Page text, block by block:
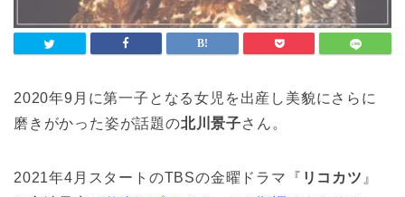
2020年9月に第一子となる女児を出産し美貌にさらに
磨きがかった姿が話題の北川景子さん。
2021年4月スタートのTBSの金曜ドラマ『 リコカツ 』